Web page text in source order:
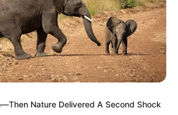
Nature Delivered A Second Shock